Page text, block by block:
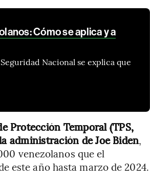
Cómo se aplica y a
Nacional se explica que
Protección Temporal (TPS,
administración de Joe Biden,
venezolanos que el
este año hasta marzo de 2024.